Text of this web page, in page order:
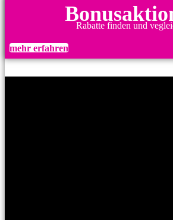
Rabatte finden und
mehr erfahren